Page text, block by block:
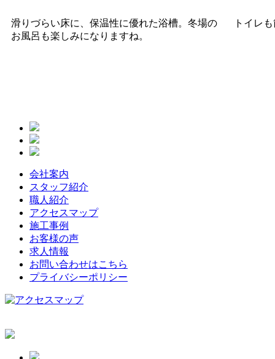
滑りづらい床に、保温性に優れた浴槽。冬場の
お風呂も楽しみになりますね。
トイレ
会社案内
スタッフ紹介
職人紹介
アクセスマップ
施工事例
お客様の声
求人情報
お問い合わせはこちら
プライバシーポリシー